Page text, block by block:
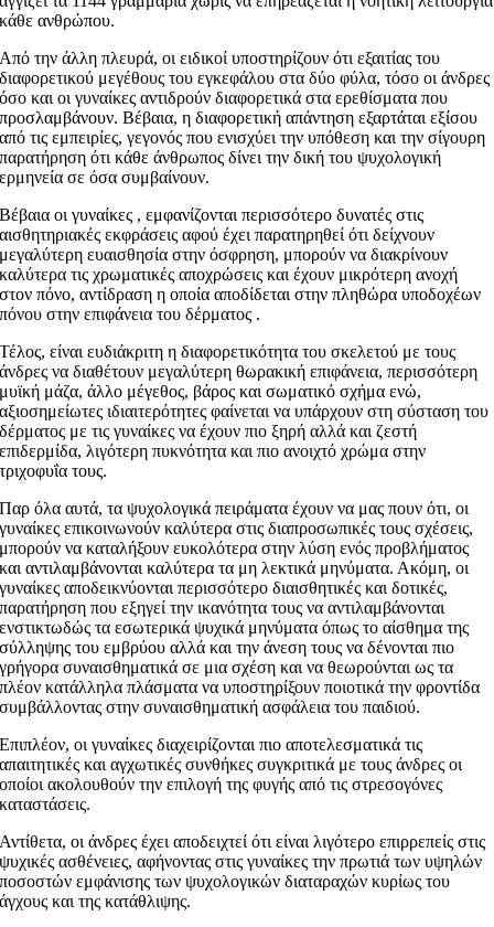
κάθε ανθρώπου.
Από την άλλη πλευρά, οι ειδικοί υποστηρίζουν ότι εξαιτίας του
διαφορετικού μεγέθους του εγκεφάλου στα δύο φύλα, τόσο οι άνδρες
όσο και οι γυναίκες αντιδρούν διαφορετικά στα ερεθίσματα που
προσλαμβάνουν. Βέβαια, η διαφορετική απάντηση εξαρτάται εξίσου
από τις εμπειρίες, γεγονός που ενισχύει την υπόθεση και την σίγουρη
παρατήρηση ότι κάθε άνθρωπος δίνει την δική του ψυχολογική
ερμηνεία σε όσα συμβαίνουν.
Βέβαια οι γυναίκες , εμφανίζονται περισσότερο δυνατές στις
αισθητηριακές εκφράσεις αφού έχει παρατηρηθεί ότι δείχνουν
μεγαλύτερη ευαισθησία στην όσφρηση, μπορούν να διακρίνουν
καλύτερα τις χρωματικές αποχρώσεις και έχουν μικρότερη ανοχή
στον πόνο, αντίδραση η οποία αποδίδεται στην πληθώρα υποδοχέων
πόνου στην επιφάνεια του δέρματος .
Τέλος, είναι ευδιάκριτη η διαφορετικότητα του σκελετού με τους
άνδρες να διαθέτουν μεγαλύτερη θωρακική επιφάνεια, περισσότερη
μυϊκή μάζα, άλλο μέγεθος, βάρος και σωματικό σχήμα ενώ,
αξιοσημείωτες ιδιαιτερότητες φαίνεται να υπάρχουν στη σύσταση του
δέρματος με τις γυναίκες να έχουν πιο ξηρή αλλά και ζεστή
επιδερμίδα, λιγότερη πυκνότητα και πιο ανοιχτό χρώμα στην
τριχοφυΐα τους.
Παρ όλα αυτά, τα ψυχολογικά πειράματα έχουν να μας πουν ότι, οι
γυναίκες επικοινωνούν καλύτερα στις διαπροσωπικές τους σχέσεις,
μπορούν να καταλήξουν ευκολότερα στην λύση ενός προβλήματος
και αντιλαμβάνονται καλύτερα τα μη λεκτικά μηνύματα. Ακόμη, οι
γυναίκες αποδεικνύονται περισσότερο διαισθητικές και δοτικές,
παρατήρηση που εξηγεί την ικανότητα τους να αντιλαμβάνονται
ενστικτωδώς τα εσωτερικά ψυχικά μηνύματα όπως το αίσθημα της
σύλληψης του εμβρύου αλλά και την άνεση τους να δένονται πιο
γρήγορα συναισθηματικά σε μια σχέση και να θεωρούνται ως τα
πλέον κατάλληλα πλάσματα να υποστηρίξουν ποιοτικά την φροντίδα
συμβάλλοντας στην συναισθηματική ασφάλεια του παιδιού.
Επιπλέον, οι γυναίκες διαχειρίζονται πιο αποτελεσματικά τις
απαιτητικές και αγχωτικές συνθήκες συγκριτικά με τους άνδρες οι
οποίοι ακολουθούν την επιλογή της φυγής από τις στρεσογόνες
καταστάσεις.
Αντίθετα, οι άνδρες έχει αποδειχτεί ότι είναι λιγότερο επιρρεπείς στις
ψυχικές ασθένειες, αφήνοντας στις γυναίκες την πρωτιά των υψηλών
ποσοστών εμφάνισης των ψυχολογικών διαταραχών κυρίως του
άγχους και της κατάθλιψης.